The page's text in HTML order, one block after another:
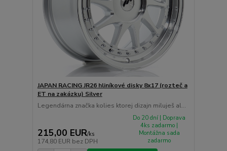
JAPAN RACING JR26 hliníkové disky 8x17 (rozteč a
ET na zakázku) Silver
Legendárna značka kolies ktorej dizajn miluješ al...
215,00 EUR/ks
174,80 EUR bez DPH
Do 20 dní | Doprava
4ks zadarmo |
Montážna sada
zadarmo